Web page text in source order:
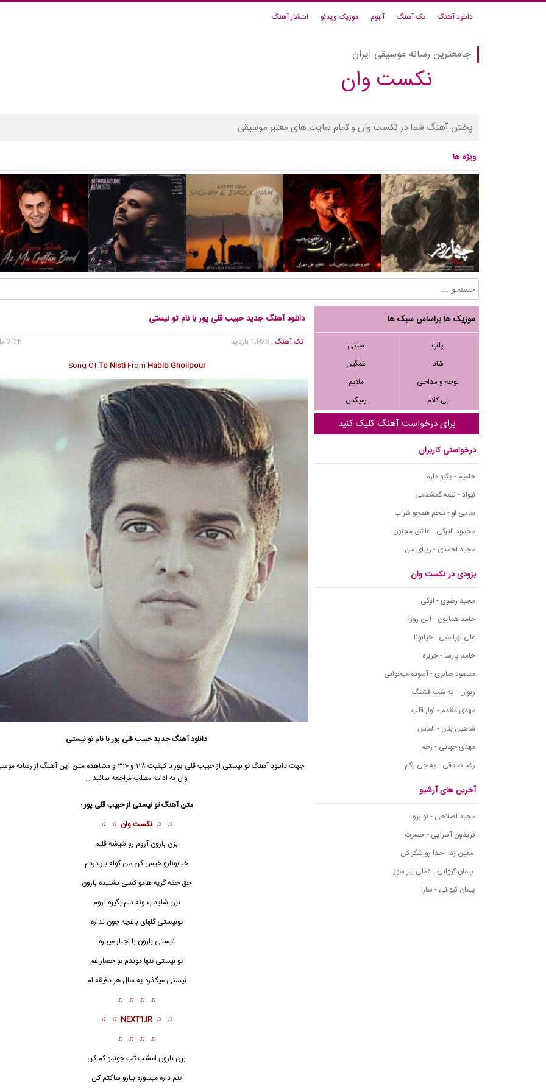
دانلود آهنگ تک آهنگ آلبوم موزیک ویدئو انتشار آهنگ
جامعترین رسانه موسیقی ایران
نکست وان
پخش آهنگ شما در نکست وان و تمام سایت های معتبر موسیقی
ویژه ها
موزیک ها براساس سبک ها
پاپ
سنتی
شاد
غمگین
نوحه و مداحی
ملایم
بی کلام
رمیکس
برای درخواست آهنگ کلیک کنید
درخواستی کاربران
حامیم - یکیو دارم
نیواد - نیمه گمشدمی
سامی لو - تلخم همچو شراب
محمود التركي - عاشق مجنون
مجید احمدی - زیبای من
بزودی در نکست وان
مجید رضوی - اوکی
حامد همایون - این روزا
علی لهراسبی - خیابونا
حامد پارسا - جزیره
مسعود صابری - آسوده میخوابی
ریوان - یه شب قشنگ
مهدی مقدم - نوار قلب
شاهین بنان - الماس
مهدی جهانی - زخم
رضا صادقی - یه چی بگم
آخرین های آرشیو
مجید اصلاحی - تو برو
فریدون آسرایی - حسرت
معین زد - خدا رو شکر کن
پیمان کیوانی - غملی بیر سوز
پیمان کیوانی - سارا
دانلود آهنگ جدید حبیب قلی پور با نام تو نیستی
تک آهنگ, 1,823 بازدید
20th مارس 2020
Song OfTo NistiFrom Habib Gholipour
دانلود آهنگ جدیدحبیب قلی پور با نام تو نیستی
جهت دانلود آهنگ تو نیستی از حبیب قلی پور با کیفیت ۱۲۸ و ۳۲۰ و مشاهده متن این
وان به ادامه مطلب مراجعه نمائید …
متن آهنگ تو نیستی از حبیب قلی پور :
♫ ♫ نکست وان ♫ ♫
بزن بارون آروم رو شیشه قلبم
خیابونارو خیس کن من کوله بار دردم
حق حقه گریه هامو کسی نشنیده بارون
بزن شاید بدونه دلم بگیره آروم
تونیستی گلهای باغچه جون نداره
نیستی بارون با اجبار میباره
تو نیستی تنها موندم تو حصار غم
نیستی میگذره یه سال هر دقیقه ام
♫ ♫ ♫ ♫
♫ ♫
NEXT1.IR
♫ ♫
♫ ♫ ♫ ♫
بزن بارون امشب تب جونمو کم کن
تنم داره میسوزه ببارو ساکتم کن